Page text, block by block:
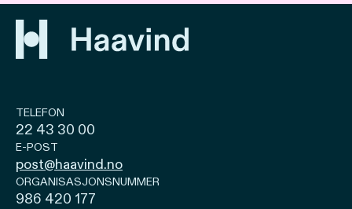
TELEFON
22 43 30 00
E-POST
post@haavind.no
ORGANISASJONSNUMMER
986 420 177